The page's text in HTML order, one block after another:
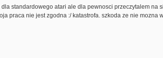
standardowego atari ale dla pewnosci przeczytalem na
praca nie jest zgodna :/ katastrofa. szkoda ze nie mozna